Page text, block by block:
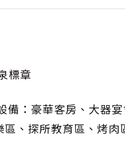
標章
：豪華客房、大器
、探所教育區、烤肉